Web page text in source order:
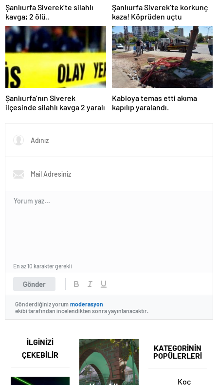
Şanlıurfa Siverek’te silahlı
kavga; 2 ölü..
Şanlıurfa Siverek’te korkunç
kaza! Köprüden uçtu
Şanlıurfa’nın Siverek
ilçesinde silahlı kavga 2 yaralı
Kabloya temas etti akıma
kapılıp yaralandı.
Gönder
En az 10 karakter gerekli
Gönderdiğiniz yorum moderasyon
ekibi tarafından incelendikten sonra yayınlanacaktır.
KATEGORİNİN
POPÜLERLERİ
Koç
İLGİNİZİ
ÇEKEBİLİR